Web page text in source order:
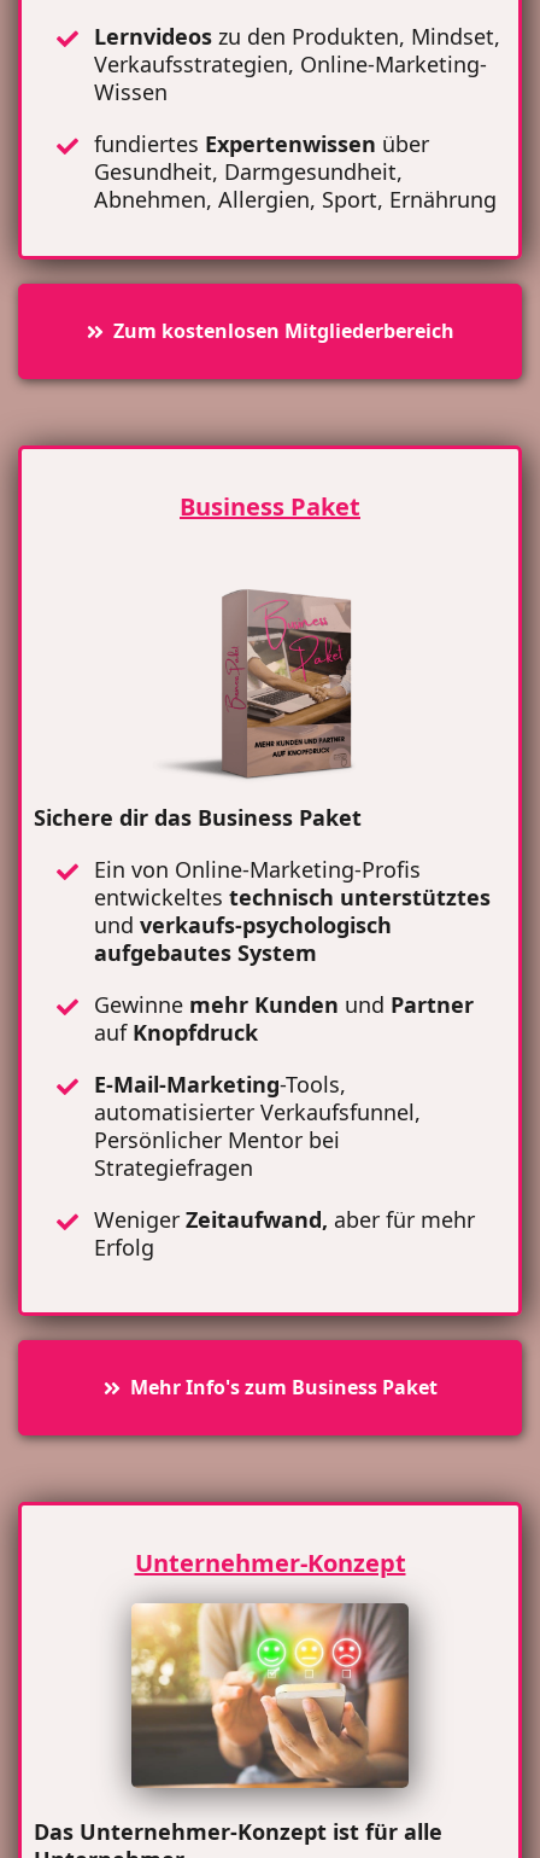
Lernvideos zu den Produkten, Mindset,
Verkaufsstrategien, Online-Marketing-
Wissen
fundiertes Expertenwissen über
Gesundheit, Darmgesundheit,
Abnehmen, Allergien, Sport, Ernährung
Zum kostenlosen Mitgliederbereich
Business Paket
Sichere dir das Business Paket
Ein von Online-Marketing-Profis
entwickeltes technisch unterstütztes
und verkaufs-psychologisch
aufgebautes System
Gewinne mehr Kunden und Partner
auf Knopfdruck
E-Mail-Marketing-Tools,
automatisierter Verkaufsfunnel,
Persönlicher Mentor bei
Strategiefragen
Weniger Zeitaufwand, aber für mehr
Erfolg
Mehr Info's zum Business Paket
Unternehmer-Konzept
Das Unternehmer-Konzept ist für alle